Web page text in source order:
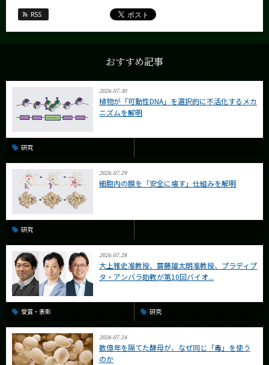
RSS
おすすめ記事
2026.07.30
植物が「可動性DNA」を選択的に不活化するメカ
ニズムを解明
研究
2026.07.29
細胞内の膜を「安全に壊す」仕組みを解明
研究
2026.07.28
大上雅史准教授、齋藤雄太朗准教授、プラディプ
タ・アンバラ助教が第10回バイオ...
受賞・表彰 研究
2026.07.24
数億年を隔てた酵母が、なぜ同じ「毒」を使う
のか